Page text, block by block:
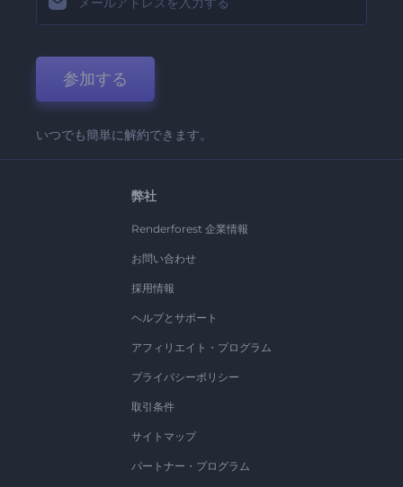
参加する
いつでも簡単に解約できます。
弊社
Renderforest 企業情報
お問い合わせ
採用情報
ヘルプとサポート
アフィリエイト・プログラム
プライバシーポリシー
取引条件
サイトマップ
パートナー・プログラム